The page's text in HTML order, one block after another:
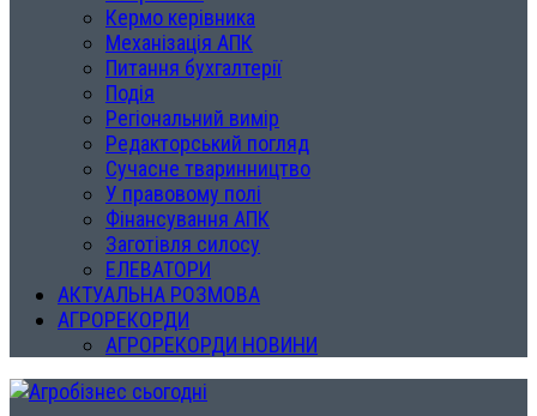
Кермо керівника
Механізація АПК
Питання бухгалтерії
Подія
Регіональний вимір
Редакторський погляд
Сучасне тваринництво
У правовому полі
Фінансування АПК
Заготівля силосу
ЕЛЕВАТОРИ
АКТУАЛЬНА РОЗМОВА
АГРОРЕКОРДИ
АГРОРЕКОРДИ НОВИНИ